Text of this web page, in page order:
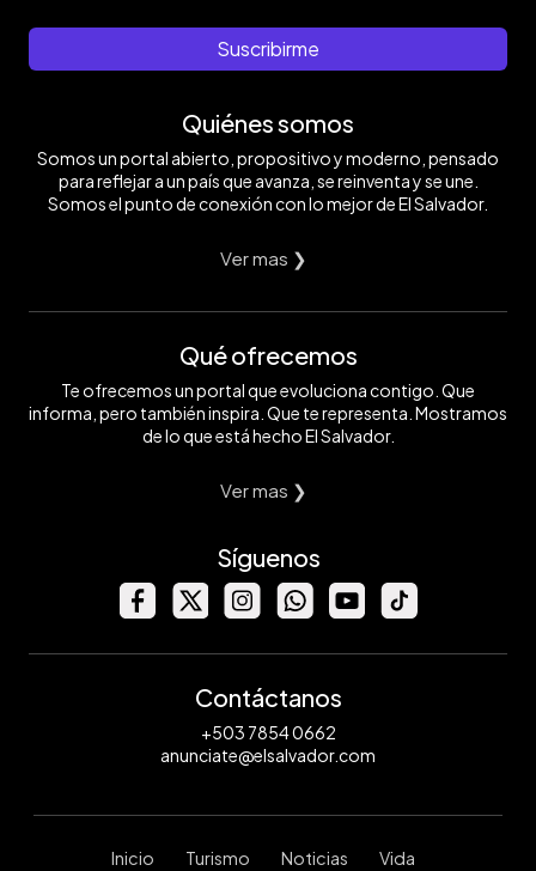
Suscribirme
Quiénes somos
Somos un portal abierto, propositivo y moderno, pensado
para reflejar a un país que avanza, se reinventa y se une.
Somos el punto de conexión con lo mejor de El Salvador.
Ver mas ❯
Qué ofrecemos
Te ofrecemos un portal que evoluciona contigo. Que
informa, pero también inspira. Que te representa. Mostramos
de lo que está hecho El Salvador.
Ver mas ❯
Síguenos
Contáctanos
+503 7854 0662
anunciate@elsalvador.com
Inicio Turismo Noticias Vida